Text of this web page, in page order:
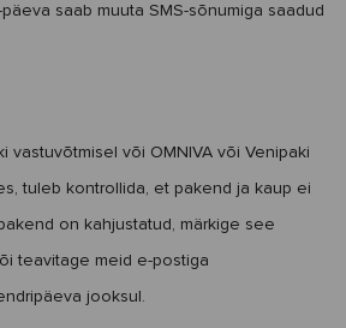
saab muuta SMS-sõnumiga saadud
vastuvõtmisel või OMNIVA või Venipaki
tuleb kontrollida, et pakend ja kaup ei
on kahjustatud, märkige see
teavitage meid e-postiga
jooksul.